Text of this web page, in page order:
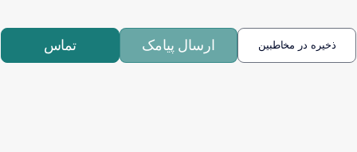
ذخیره در مخاطبین ارسال پیامک تماس